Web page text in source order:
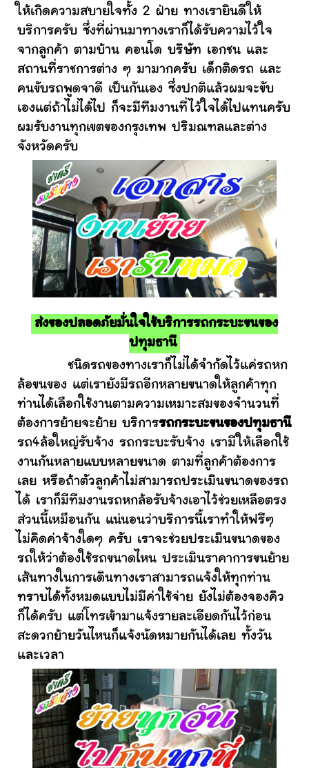
ให้เกิดความสบายใจทั้ง 2 ฝ่าย ทางเรายินดีให้
บริการครับ ซึ่งที่ผ่านมาทางเราก็ได้รับความไว้ใจ
จากลูกค้า ตามบ้าน คอนโด บริษัท เอกชน และ
สถานที่ราชการต่าง ๆ มามากครับ เด็กติดรถ และ
คนขับรถพูดจาดี เป็นกันเอง ซึ่งปกติแล้วผมจะขับ
เองแต่ถ้าไม่ได้ไป ก็จะมีทีมงานที่ไว้ใจได้ไปแทนครับ
ผมรับงานทุกเขตของกรุงเทพ ปริมณฑลและต่าง
จังหวัดครับ
ส่งของปลอดภัยมั่นใจใช้บริการรถกระบะขนของ
ปทุมธานี
ชนิดรถของทางเราก็ไม่ได้จำกัดไว้แค่รถหก
ล้อขนของ แต่เรายังมีรถอีกหลายขนาดให้ลูกค้าทุก
ท่านได้เลือกใช้งานตามความเหมาะสมของจำนวนที่
ต้องการย้ายจะย้าย บริการรถกระบะขนของปทุมธานี
รถ4ล้อใหญ่รับจ้าง รถกระบะรับจ้าง เรามีให้เลือกใช้
งานกันหลายแบบหลายขนาด ตามที่ลูกค้าต้องการ
เลย หรือถ้าตัวลูกค้าไม่สามารถประเมินขนาดของรถ
ได้ เราก็มีทีมงานรถหกล้อรับจ้างเอาไว้ช่วยเหลือตรง
ส่วนนี้เหมือนกัน แน่นอนว่าบริการนี้เราทำให้ฟรีๆ
ไม่คิดค่าจ้างใดๆ ครับ เราจะช่วยประเมินขนาดของ
รถให้ว่าต้องใช้รถขนาดไหน ประเมินราคาการขนย้าย
เส้นทางในการเดินทางเราสามารถแจ้งให้ทุกท่าน
ทราบได้ทั้งหมดแบบไม่มีค่าใช้จ่าย ยังไม่ต้องจองคิว
ก็ได้ครับ แต่โทรเข้ามาแจ้งรายละเอียดกันไว้ก่อน
สะดวกย้ายวันไหนก็แจ้งนัดหมายกันได้เลย ทั้งวัน
และเวลา